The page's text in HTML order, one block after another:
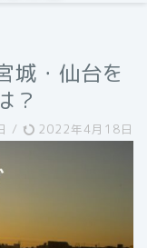
城・仙台を
？
/ 2022年4月18日